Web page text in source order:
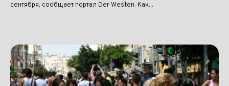
сентября, сообщает портал Der Westen. Как...